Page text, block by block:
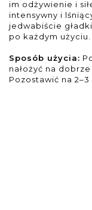
im odżywienie i
intensywny i
jedwabiście
po każdym użyciu.
Sposób użycia:
nałożyć na
Pozostawić na